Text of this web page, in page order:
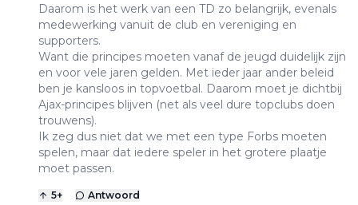
Daarom is het werk van een TD zo belangrijk, evenals
medewerking vanuit de club en vereniging en
supporters.
Want die principes moeten vanaf de jeugd duidelijk zijn
en voor vele jaren gelden. Met ieder jaar ander beleid
ben je kansloos in topvoetbal. Daarom moet je dichtbij
Ajax-principes blijven (net als veel dure topclubs doen
trouwens).
Ik zeg dus niet dat we met een type Forbs moeten
spelen, maar dat iedere speler in het grotere plaatje
moet passen.
5+ Antwoord